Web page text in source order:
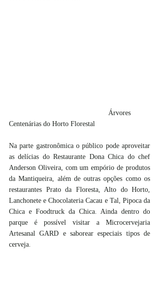
Centenárias do Horto Florestal
Na parte gastronômica o público pode aproveitar
as delícias do Restaurante Dona Chica do chef
Anderson Oliveira, com um empório de produtos
da Mantiqueira, além de outras opções como os
restaurantes Prato da Floresta, Alto do Horto,
Lanchonete e Chocolateria Cacau e Tal, Pipoca da
Chica e Foodtruck da Chica. Ainda dentro do
parque é possível visitar a Microcervejaria
Artesanal GARD e saborear especiais tipos de
cerveja.